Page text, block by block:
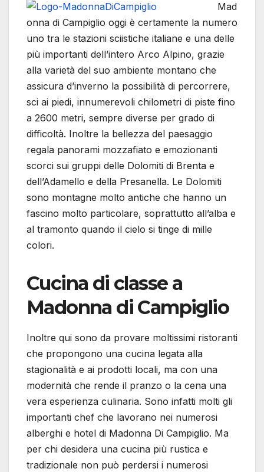
Mad
onna di Campiglio oggi è certamente la numero
uno tra le stazioni sciistiche italiane e una delle
più importanti dell’intero Arco Alpino, grazie
alla varietà del suo ambiente montano che
assicura d’inverno la possibilità di percorrere,
sci ai piedi, innumerevoli chilometri di piste fino
a 2600 metri, sempre diverse per grado di
difficoltà. Inoltre la bellezza del paesaggio
regala panorami mozzafiato e emozionanti
scorci sui gruppi delle Dolomiti di Brenta e
dell’Adamello e della Presanella. Le Dolomiti
sono montagne molto antiche che hanno un
fascino molto particolare, soprattutto all’alba e
al tramonto quando il cielo si tinge di mille
colori.
Cucina di classe a
Madonna di Campiglio
Inoltre qui sono da provare moltissimi ristoranti
che propongono una cucina legata alla
stagionalità e ai prodotti locali, ma con una
modernità che rende il pranzo o la cena una
vera esperienza culinaria. Sono infatti molti gli
importanti chef che lavorano nei numerosi
alberghi e hotel di Madonna Di Campiglio. Ma
per chi desidera una cucina più rustica e
tradizionale non può perdersi i numerosi